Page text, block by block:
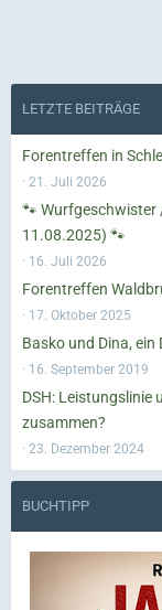
LETZTE BEITRÄGE
Forentreffen in
21. Juli 2026
🐾 Wurfgeschwister
11.08.2025) 🐾
16. Juli 2026
Forentreffen
17. Oktober 2025
Basko und Dina, ein
16. September 2019
DSH:
zusammen?
23. Dezember 2024
BUCHTIPP